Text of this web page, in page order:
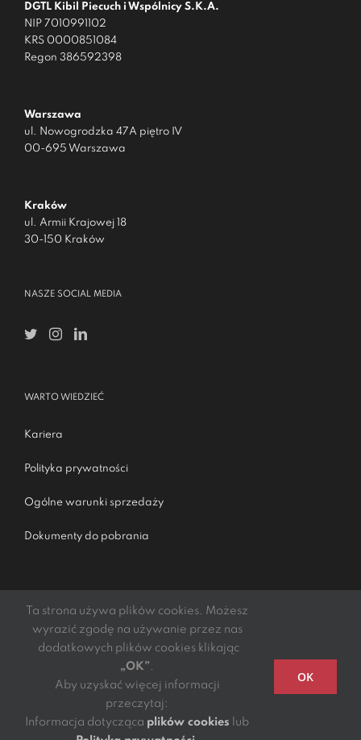
DGTL Kibil Piecuch i Wspólnicy S.K.A.
NIP 7010991102
KRS 0000851084
Regon 386592398
Warszawa
ul. Nowogrodzka 47A piętro IV
00-695 Warszawa
Kraków
ul. Armii Krajowej 18
30-150 Kraków
NASZE SOCIAL MEDIA
WARTO WIEDZIEĆ
Kariera
Polityka prywatności
Ogólne warunki sprzedaży
Dokumenty do pobrania
Podmiotem świadczącym obsługę płatności online jest
mElements S.A.
Copyright 2021 - 2022 | DGTL Kibil Piecuch i Wspólnicy
S.K.A. | All Rights Reserved
Ta strona używa plików cookies. Możesz
wyrazić zgodę na używanie przez nas
dodatkowych plików cookies klikając
„OK” .
Aby uzyskać więcej informacji
przeczytaj:
Informacja dotycząca plików cookies lub
OK